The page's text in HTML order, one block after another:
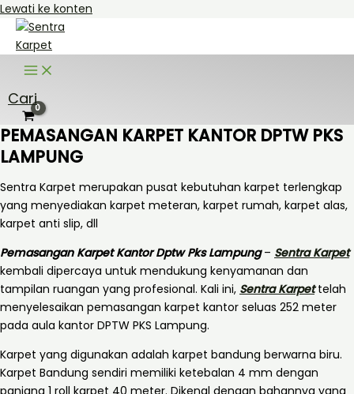
Lewati ke konten
Cari
PEMASANGAN KARPET KANTOR DPTW PKS
LAMPUNG
Sentra Karpet merupakan pusat kebutuhan karpet terlengkap
yang menyediakan karpet meteran, karpet rumah, karpet alas,
karpet anti slip, dll
Pemasangan Karpet Kantor Dptw Pks Lampung– Sentra Karpet
kembali dipercaya untuk mendukung kenyamanan dan
tampilan ruangan yang profesional. Kali ini, Sentra Karpettelah
menyelesaikan pemasangan karpet kantor seluas 252 meter
pada aula kantor DPTW PKS Lampung.
Karpet yang digunakan adalah karpet bandung berwarna biru.
Karpet Bandung sendiri memiliki ketebalan 4 mm dengan
panjang 1 roll karpet 40 meter. Dikenal dengan bahannya yang